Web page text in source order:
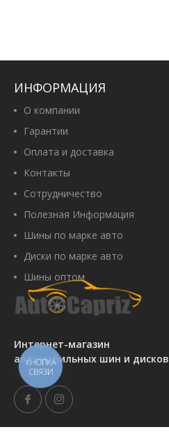
Интернет-магазин
автомобильных шин и дисков
ИНФОРМАЦИЯ
О компании
Гарантии
Оплата и доставка
Контакты
Сотрудничество
Полезная Информация
Шины по марке авто
Диски по марке авто
Шины оптом
КНОПКА
СВЯЗИ